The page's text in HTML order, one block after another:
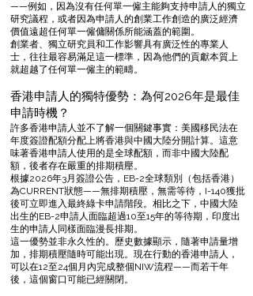
——例如，因為沒有任何單一僱主能夠支持申請人的獨立
研究議程，或者因為申請人的創業工作創造的廣泛經濟
價值遠超任何單一僱傭關係所能涵蓋的範圍。
創業者、獨立研究員和工作影響具有廣泛性的專業人
士，往往最容易滿足這一標準，因為他們的貢獻本質上
就超越了任何單一僱主的範疇。
香港申請人的獨特優勢：為何2026年是最佳
申請時機？
許多香港申請人並不了解一個關鍵事實：美國移民法在
年度簽證配額分配上將香港與中國大陸分開計算。這意
味著香港申請人使用的是全球配額，而非中國大陸配
額，後者存在嚴重的排期積壓。
根據2026年3月簽證公告，EB-2全球類別（包括香港）
為CURRENT狀態——無排期積壓，無需等待，I-140獲批
後可立即進入最終綠卡申請階段。相比之下，中國大陸
出生的EB-2申請人面臨超過10至15年的等待期，印度出
生的申請人同樣面臨漫長排期。
這一優勢並非永久性的。歷史數據顯示，隨著申請量增
加，排期積壓隨時可能出現。現在行動的香港申請人，
可以在12至24個月內完成整個NIW流程——而若干年
後，這個窗口可能已經關閉。